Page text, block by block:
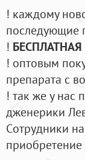
! каждому
последующие
!
! оптовым
препарата с
! так же у нас
дженерики
Cотрудники